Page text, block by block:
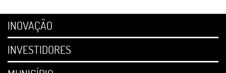
INOVAÇÃO
INVESTIDORES